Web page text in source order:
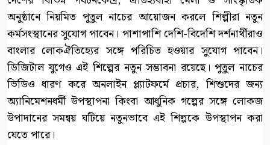
অনুষ্ঠানে নিয়মিত পুতুল নাচের আয়োজন করলে শিল্পীরা নতুন
কর্মসংস্থানের সুযোগ পাবেন। পাশাপাশি দেশি-বিদেশি দর্শনার্থীরাও
বাংলার লোকঐতিহ্যের সঙ্গে পরিচিত হওয়ার সুযোগ পাবেন।
ডিজিটাল যুগেও এই শিল্পের নতুন সম্ভাবনা রয়েছে। পুতুল নাচের
ভিডিও ধারণ করে অনলাইন প্ল্যাটফর্মে প্রচার, শিশুদের জন্য
অ্যানিমেশনধর্মী উপস্থাপনা কিংবা আধুনিক গল্পের সঙ্গে লোকজ
উপাদানের সমন্বয় ঘটিয়ে নতুনভাবে এই শিল্পকে উপস্থাপন করা
যেতে পারে।